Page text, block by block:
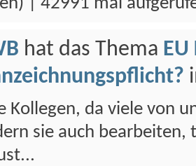
| 42991 mal
hat das Thema
Kollegen, da viele von
sie auch bearbeiten,